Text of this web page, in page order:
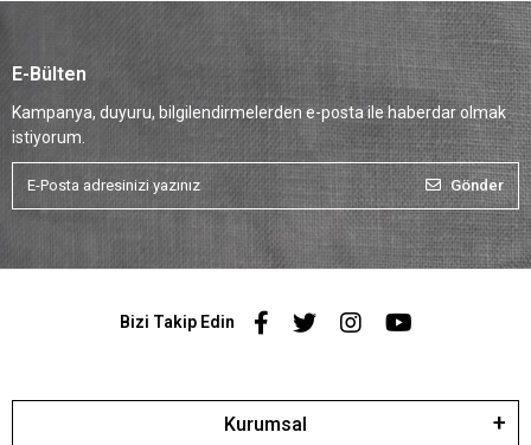
E-Bülten
Kampanya, duyuru, bilgilendirmelerden e-posta ile haberdar olmak
istiyorum.
Gönder
Bizi Takip Edin
Kurumsal